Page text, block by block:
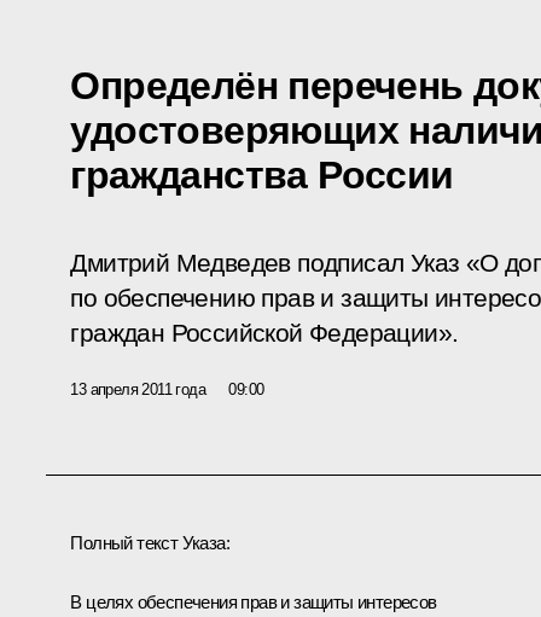
Определён перечень
удостоверяющих
гражданства России
Дмитрий Медведев подписал Указ «О
по обеспечению прав и защиты
граждан Российской Федерации».
13 апреля 2011 года 09:00
Полный текст Указа:
В целях обеспечения прав и защиты интересов